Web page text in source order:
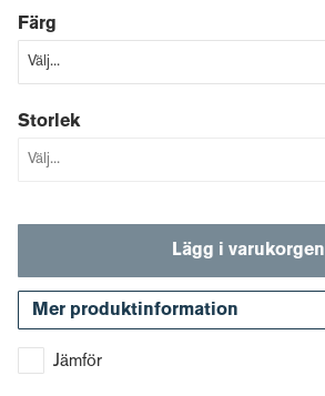
Färg
Storlek
Lägg i varukorgen
Mer produktinformation
Jämför